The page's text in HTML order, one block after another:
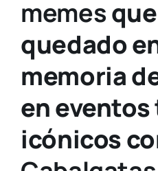
memes
quedado
memoria
en eventos
icónicos